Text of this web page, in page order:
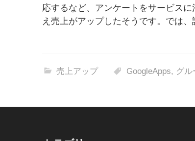
応するなど、アンケートをサービス
え売上がアップしたそうです。では
売上アップ GoogleApps, グル